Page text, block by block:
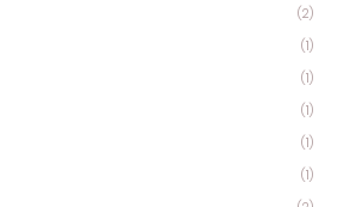
(2)
(1)
(1)
(1)
(1)
(1)